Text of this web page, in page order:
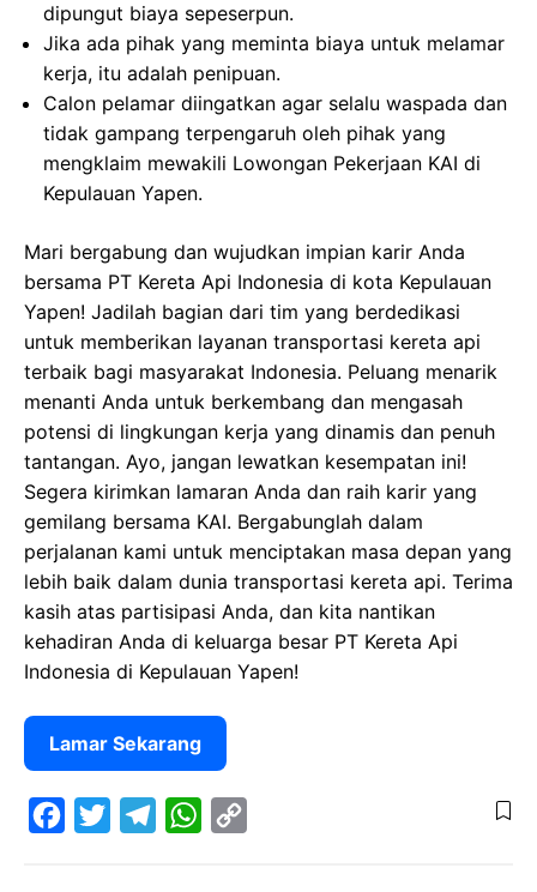
dipungut biaya sepeserpun.
Jika ada pihak yang meminta biaya untuk melamar
kerja, itu adalah penipuan.
Calon pelamar diingatkan agar selalu waspada dan
tidak gampang terpengaruh oleh pihak yang
mengklaim mewakili Lowongan Pekerjaan KAI di
Kepulauan Yapen.
Mari bergabung dan wujudkan impian karir Anda
bersama PT Kereta Api Indonesia di kota Kepulauan
Yapen! Jadilah bagian dari tim yang berdedikasi
untuk memberikan layanan transportasi kereta api
terbaik bagi masyarakat Indonesia. Peluang menarik
menanti Anda untuk berkembang dan mengasah
potensi di lingkungan kerja yang dinamis dan penuh
tantangan. Ayo, jangan lewatkan kesempatan ini!
Segera kirimkan lamaran Anda dan raih karir yang
gemilang bersama KAI. Bergabunglah dalam
perjalanan kami untuk menciptakan masa depan yang
lebih baik dalam dunia transportasi kereta api. Terima
kasih atas partisipasi Anda, dan kita nantikan
kehadiran Anda di keluarga besar PT Kereta Api
Indonesia di Kepulauan Yapen!
Lamar Sekarang